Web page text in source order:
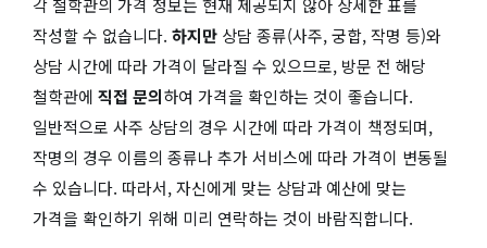
작성할 수 없습니다. 하지만 상담 종류(사주, 궁합, 작명 등)와
상담 시간에 따라 가격이 달라질 수 있으므로, 방문 전 해당
철학관에 직접 문의하여 가격을 확인하는 것이 좋습니다.
일반적으로 사주 상담의 경우 시간에 따라 가격이 책정되며,
작명의 경우 이름의 종류나 추가 서비스에 따라 가격이 변동될
수 있습니다. 따라서, 자신에게 맞는 상담과 예산에 맞는
가격을 확인하기 위해 미리 연락하는 것이 바람직합니다.